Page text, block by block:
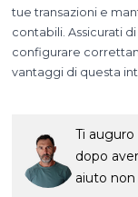
tue transazioni e
contabili. Assicurati
configurare
vantaggi di questa
Ti
dopo
aiuto non